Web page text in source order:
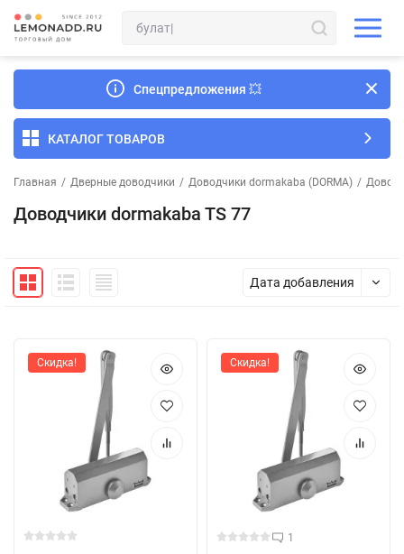
Спецпредложения 💥
КАТАЛОГ ТОВАРОВ
Главная / Дверные доводчики / Доводчики dormakaba (DORMA) /
Доводчики dormakaba TS 77
Дата добавления
Скидка! Скидка!
1